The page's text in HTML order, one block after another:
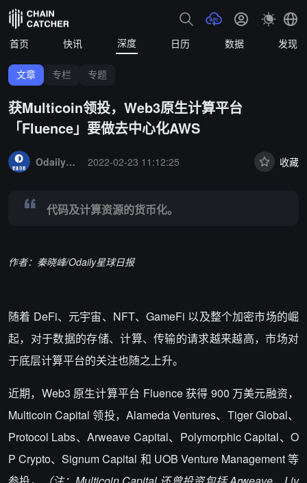
首页 快讯 深度 日历 数据 发现
文章 专栏 专题
获Multicoin领投，Web3原生计算平台
「Fluence」要做去中心化AWS
OdailyNews
2022-02-23 11:12:25 收藏
代码及计算资源的货币化。
作者：秦晓峰/Odaily星球日报
随着 DeFi、元宇宙、 NFT、GameFi 以及整个加密市场的崛
起，对于数据的存储、计算、传输的请求越来越高，市场对
于底层计算平台的关注也随之上升。
近期，Web3 原生计算平台 Fluence 获得 900 万美元融资，
Multicoin Capital 领投，Alameda Ventures、Tiger Global、
Protocol Labs、Arweave Capital、Polymorphic Capital、O
P Crypto、Signum Capital 和 UOB Venture Management 等